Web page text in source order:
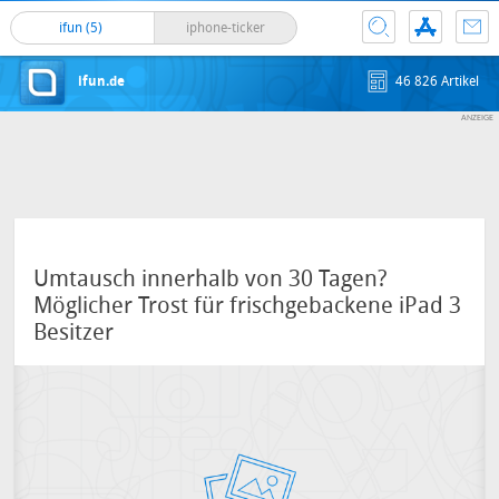
ifun (5) iphone-ticker
ifun.de 46 826 Artikel
Umtausch innerhalb von 30 Tagen?
Möglicher Trost für frischgebackene iPad 3
Besitzer